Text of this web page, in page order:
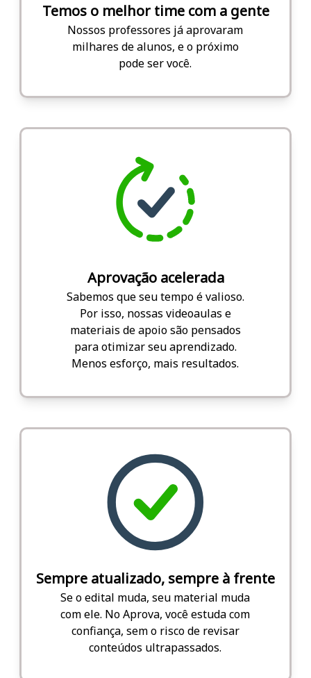
Temos o melhor time com a gente
Nossos professores já aprovaram
milhares de alunos, e o próximo
pode ser você.
Aprovação acelerada
Sabemos que seu tempo é valioso.
Por isso, nossas videoaulas e
materiais de apoio são pensados
para otimizar seu aprendizado.
Menos esforço, mais resultados.
Sempre atualizado, sempre à frente
Se o edital muda, seu material muda
com ele. No Aprova, você estuda com
confiança, sem o risco de revisar
conteúdos ultrapassados.